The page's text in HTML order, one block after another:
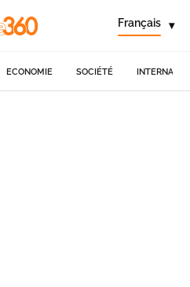
Français ▾
ECONOMIE SOCIÉTÉ